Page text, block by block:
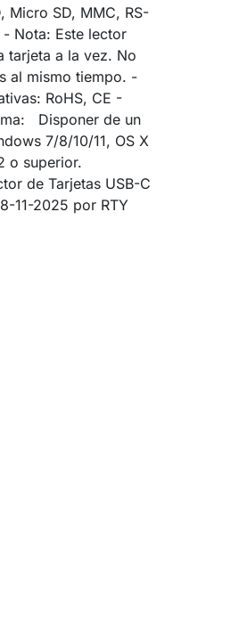
Micro SD, MMC, RS-
Nota: Este lector
tarjeta a la vez. No
al mismo tiempo. -
RoHS, CE -
Disponer de un
7/8/10/11, OS X
o superior.
de Tarjetas USB-C
11-2025 por RTY